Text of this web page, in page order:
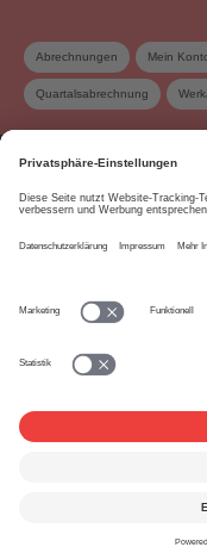
Abrechnungen Mein
Quartalsabrechnung
www.suisa.ch